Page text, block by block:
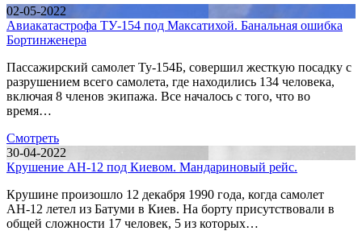
02-05-2022
Авиакатастрофа ТУ-154 под Максатихой. Банальная ошибка
Бортинженера
Пассажирский самолет Ту-154Б, совершил жесткую посадку с
разрушением всего самолета, где находились 134 человека,
включая 8 членов экипажа. Все началось с того, что во
время…
Смотреть
30-04-2022
Крушение АН-12 под Киевом. Мандариновый рейс.
Крушине произошло 12 декабря 1990 года, когда самолет
АН-12 летел из Батуми в Киев. На борту присутствовали в
общей сложности 17 человек, 5 из которых…